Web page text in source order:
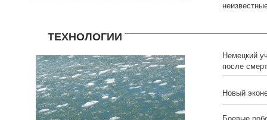
ТЕХНОЛОГИИ
Немецкий
после
Новый